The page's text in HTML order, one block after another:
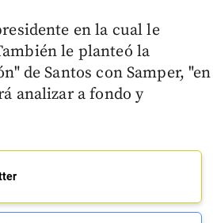
en la cual le
le planteó la
de Santos con Samper, "en
analizar a fondo y